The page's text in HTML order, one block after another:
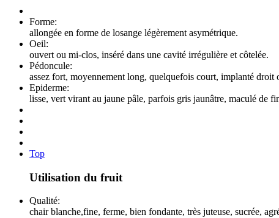
Forme:
allongée en forme de losange légèrement asymétrique.
Oeil:
ouvert ou mi-clos, inséré dans une cavité irrégulière et côtelée.
Pédoncule:
assez fort, moyennement long, quelquefois court, implanté
Epiderme:
lisse, vert virant au jaune pâle, parfois gris jaunâtre, maculé de
Top
Utilisation du fruit
Qualité:
chair blanche,fine, ferme, bien fondante, très juteuse, sucrée,